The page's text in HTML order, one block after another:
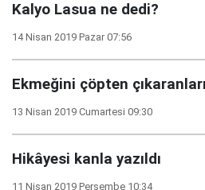
Kalyo Lasua ne dedi?
14 Nisan 2019 Pazar 07:56
Ekmeğini çöpten
13 Nisan 2019 Cumartesi 09:30
Hikâyesi kanla yazıldı
11 Nisan 2019 Perşembe 10:34